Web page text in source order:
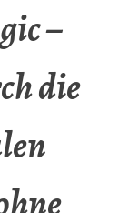
–
die